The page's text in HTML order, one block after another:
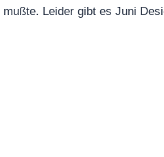
Leider gibt es Juni